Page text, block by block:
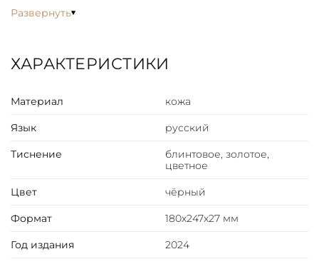
провинций Индии. Некоторые из них он записывал
даны в переводе С. Ю. Афонькина. Издание украшают
иллюстрации английского художника Уильяма
Классический европейский переплёт ручной работы
из натуральной кожи.
Форзац из дизайнерской бумаги Malmero с тиснением
6 бинтов на корешке, ручной обработки.
Каптал золотой из натуральной кожи.
Тиснение блинтовое, золотой и цветной фольгой.
Развернуть
ХАРАКТЕРИСТИКИ
Материал кожа
Язык русский
Тиснение
блинтовое, золотое,
цветное
Цвет чёрный
Формат 180х247х27 мм
Год издания 2024